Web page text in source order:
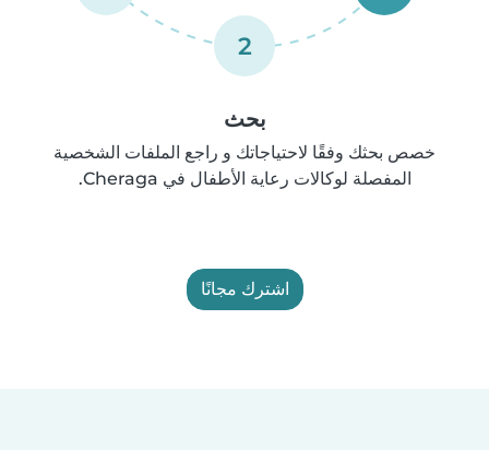
2
بحث
خصص بحثك وفقًا لاحتياجاتك و راجع الملفات الشخصية
المفصلة لوكالات رعاية الأطفال في Cheraga.
اشترك مجانًا